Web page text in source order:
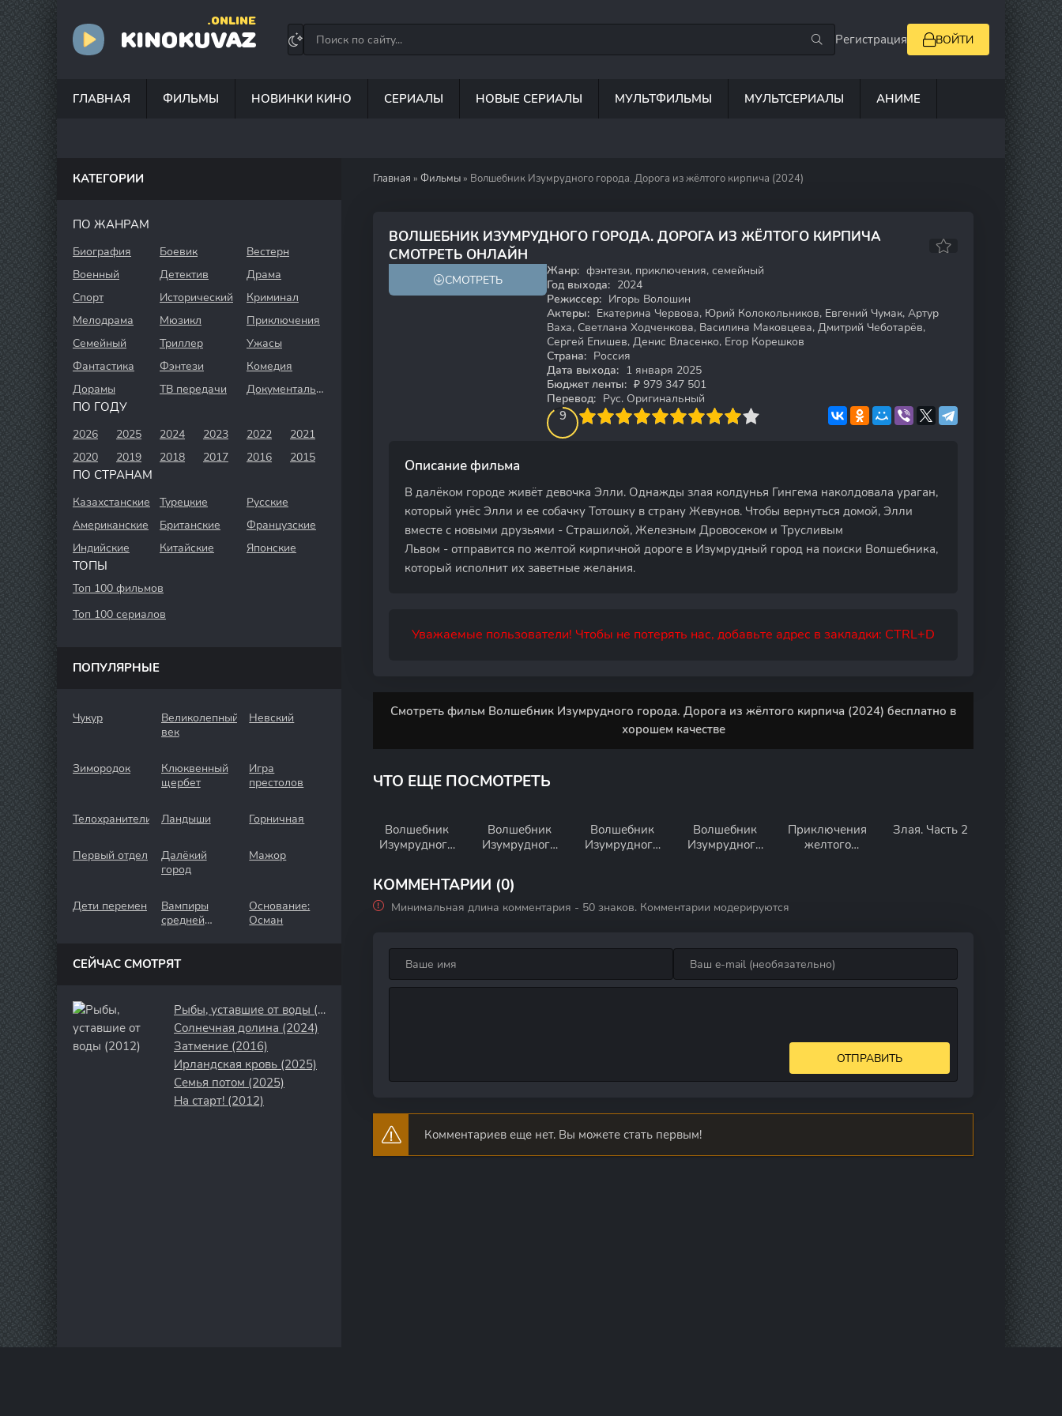
KINOKUVAZ
.ONLINE
Регистрация ВОЙТИ
ГЛАВНАЯ ФИЛЬМЫ НОВИНКИ КИНО СЕРИАЛЫ НОВЫЕ СЕРИАЛЫ МУЛЬТФИЛЬМЫ МУЛЬТСЕРИАЛЫ АНИМЕ
Главная » Фильмы » Волшебник Изумрудного города. Дорога из жёлтого кирпича (2024)
ВОЛШЕБНИК ИЗУМРУДНОГО ГОРОДА. ДОРОГА ИЗ ЖЁЛТОГО КИРПИЧА
СМОТРЕТЬ ОНЛАЙН
7.0
СМОТРЕТЬ
Жанр: фэнтези, приключения, семейный
Год выхода: 2024
Режиссер: Игорь Волошин
Актеры: Екатерина Червова, Юрий Колокольников, Евгений Чумак, Артур
Ваха, Светлана Ходченкова, Василина Маковцева, Дмитрий Чеботарёв,
Сергей Епишев, Денис Власенко, Егор Корешков
Страна: Россия
Дата выхода: 1 января 2025
Бюджет ленты: ₽ 979 347 501
Перевод: Рус. Оригинальный
9
4 5 6 7 8 9 10
Описание фильма
В далёком городе живёт девочка Элли. Однажды злая колдунья Гингема наколдовала ураган,
который унёс Элли и ее собачку Тотошку в страну Жевунов. Чтобы вернуться домой, Элли
вместе с новыми друзьями - Страшилой, Железным Дровосеком и Трусливым
Львом - отправится по желтой кирпичной дороге в Изумрудный город на поиски Волшебника,
который исполнит их заветные желания.
Уважаемые пользователи! Чтобы не потерять нас, добавьте адрес в закладки: CTRL+D
Смотреть фильм Волшебник Изумрудного города. Дорога из жёлтого кирпича (2024) бесплатно в
хорошем качестве
ЧТО ЕЩЕ ПОСМОТРЕТЬ
Волшебник
Изумрудного
третий:
Изумрудный
город
Волшебник
Изумрудного
шестой: Тайна
колдуньи
Гингемы
Волшебник
Изумрудного
старого моряка
Волшебник
Изумрудного
Приключения
желтого
Злая. Часть 2
КОММЕНТАРИИ (0)
Минимальная длина комментария - 50 знаков. Комментарии модерируются
ОТПРАВИТЬ
Комментариев еще нет. Вы можете стать первым!
КАТЕГОРИИ
ПО ЖАНРАМ
Биография Боевик
Вестерн
Военный
Детектив
Драма
Спорт
Исторический
Криминал
Мелодрама
Мюзикл
Приключения
Семейный
Триллер
Ужасы
Фантастика
Фэнтези
Комедия
Дорамы
ТВ передачи Документальный
ПО ГОДУ
2026 2025 2024 2023 2022
2021
2020
2019 2018 2017 2016 2015
ПО СТРАНАМ
Казахстанские Турецкие
Русские
Американские
Британские
Французские
Индийские
Китайские Японские
ТОПЫ
Топ 100 фильмов
Топ 100 сериалов
ПОПУЛЯРНЫЕ
Чукур
Великолепный
век
Невский
Зимородок
Клюквенный
щербет
Игра
престолов
Телохранители Ландыши Горничная
Первый отдел
Далёкий
город
Мажор
Дети перемен
Вампиры
средней
Основание:
Осман
СЕЙЧАС СМОТРЯТ
Рыбы, уставшие от воды (2012)
Солнечная долина (2024)
Затмение (2016)
Ирландская кровь (2025)
Семья потом (2025)
На старт! (2012)